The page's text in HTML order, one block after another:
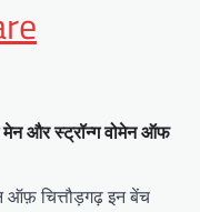
और स्ट्रॉन्ग वोमेन ऑफ
ऑफ़ चित्तौड़गढ़ इन बेंच